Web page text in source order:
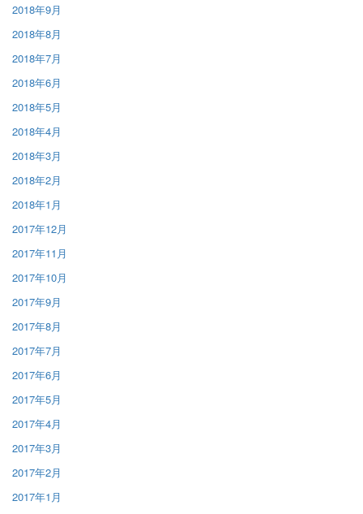
2018年9月
2018年8月
2018年7月
2018年6月
2018年5月
2018年4月
2018年3月
2018年2月
2018年1月
2017年12月
2017年11月
2017年10月
2017年9月
2017年8月
2017年7月
2017年6月
2017年5月
2017年4月
2017年3月
2017年2月
2017年1月